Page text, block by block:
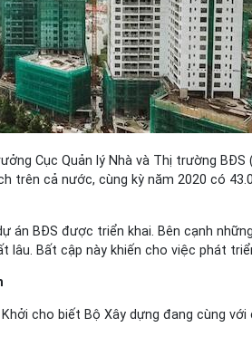
Cục Quản lý Nhà và Thị trường
trên cả nước, cùng kỳ năm 2020 có
án BĐS được triển khai. Bên cạnh
lâu. Bất cập này khiến cho việc phát
cho biết Bộ Xây dựng đang cùng